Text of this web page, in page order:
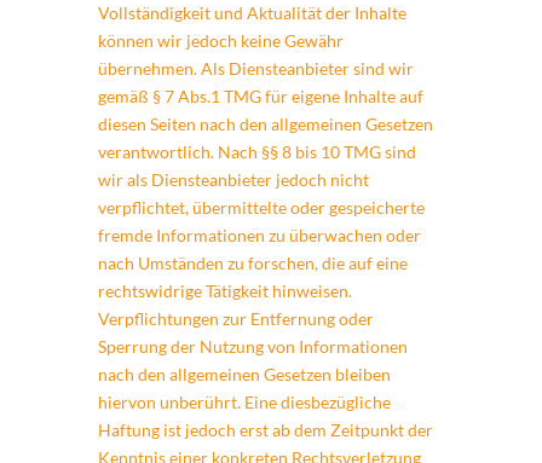
Vollständigkeit und Aktualität der Inhalte
können wir jedoch keine Gewähr
übernehmen. Als Diensteanbieter sind wir
gemäß § 7 Abs.1 TMG für eigene Inhalte auf
diesen Seiten nach den allgemeinen Gesetzen
verantwortlich. Nach §§ 8 bis 10 TMG sind
wir als Diensteanbieter jedoch nicht
verpflichtet, übermittelte oder gespeicherte
fremde Informationen zu überwachen oder
nach Umständen zu forschen, die auf eine
rechtswidrige Tätigkeit hinweisen.
Verpflichtungen zur Entfernung oder
Sperrung der Nutzung von Informationen
nach den allgemeinen Gesetzen bleiben
hiervon unberührt. Eine diesbezügliche
Haftung ist jedoch erst ab dem Zeitpunkt der
Kenntnis einer konkreten Rechtsverletzung